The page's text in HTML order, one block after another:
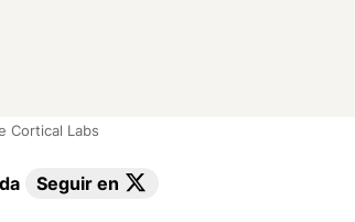
Cortical Labs
Seguir en